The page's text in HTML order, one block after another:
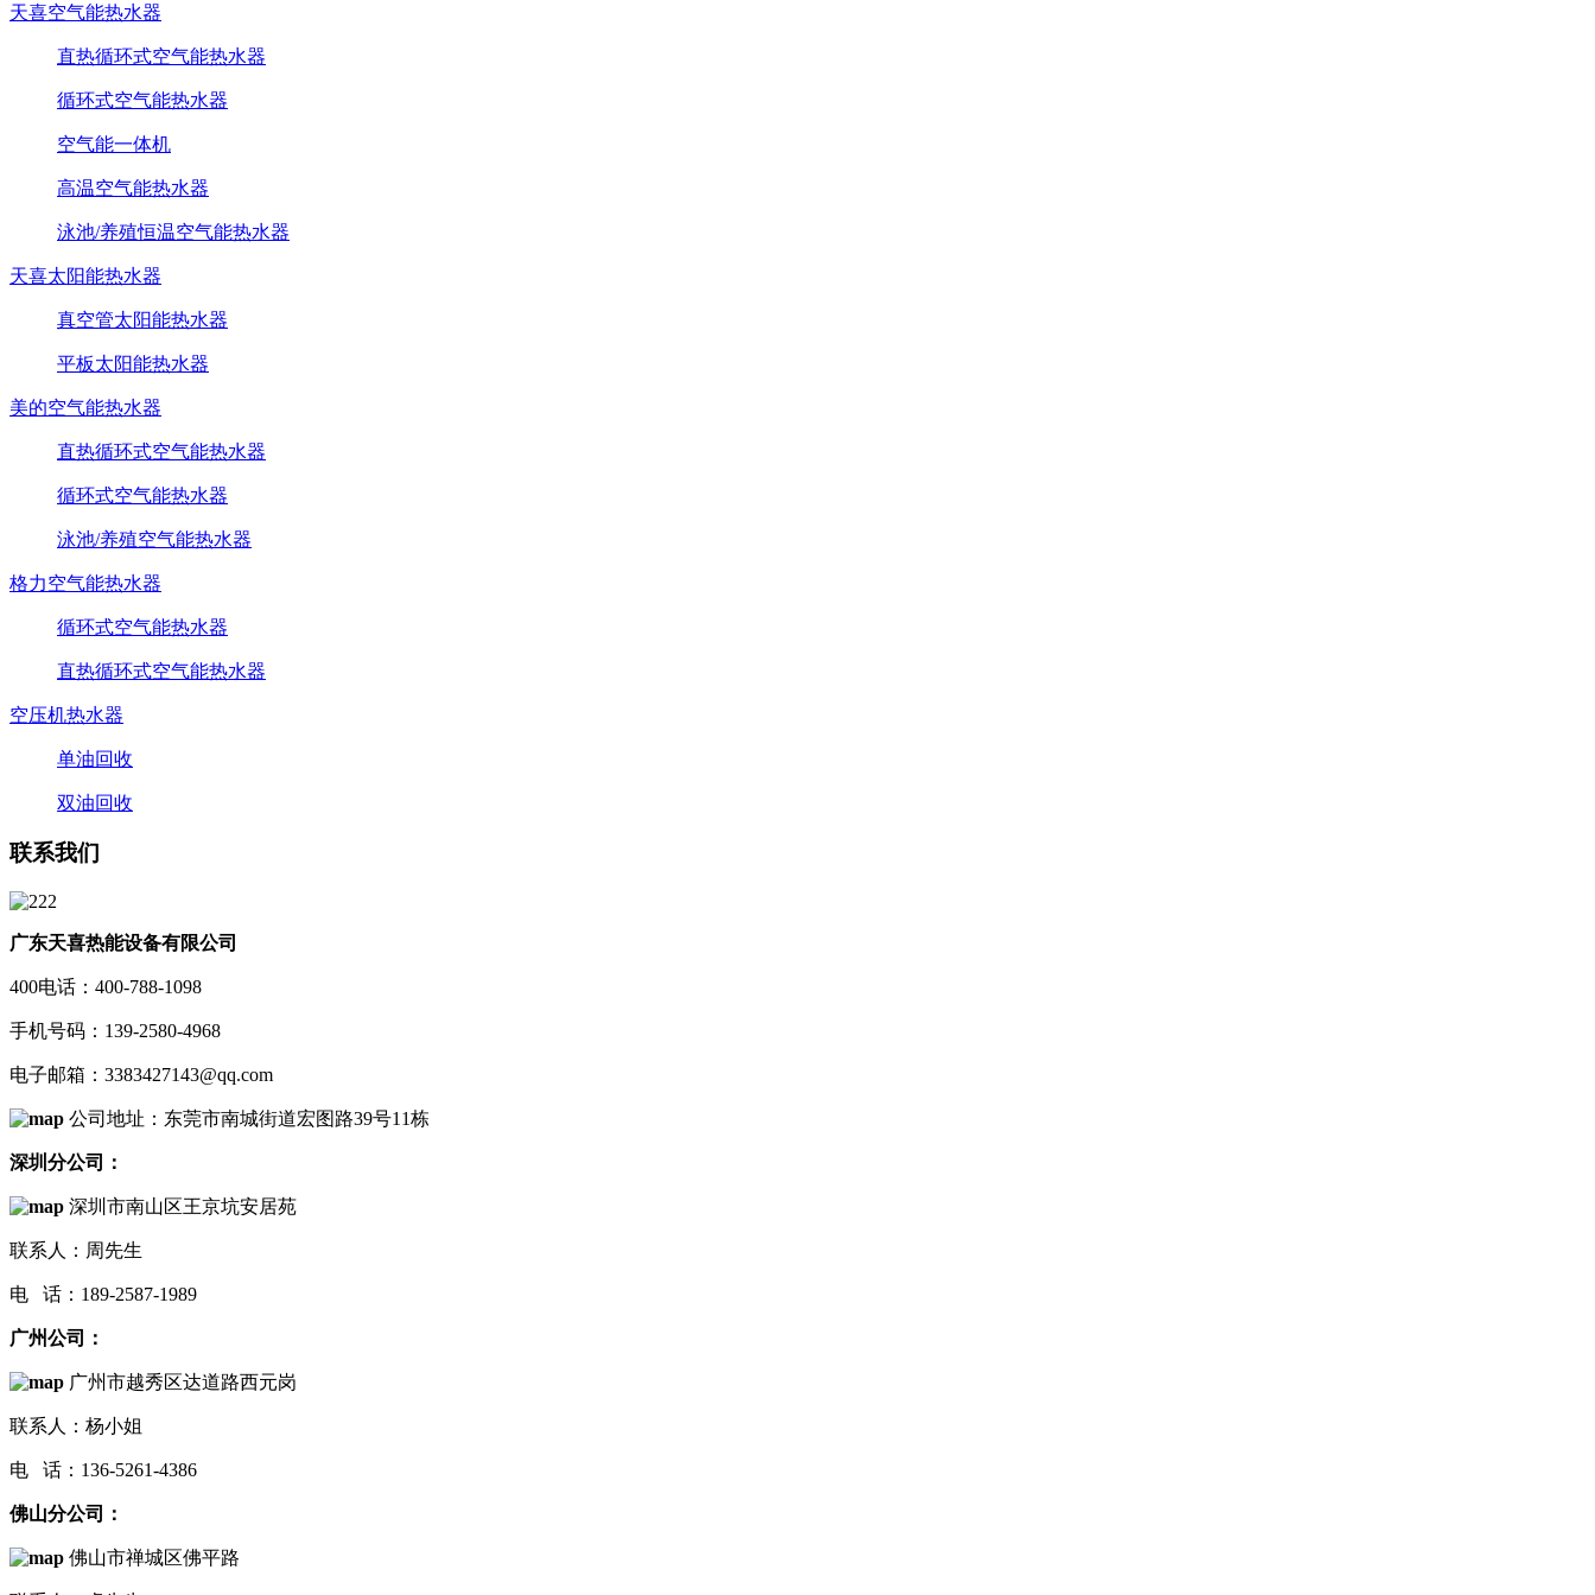
天喜空气能热水器
直热循环式空气能热水器
循环式空气能热水器
空气能一体机
高温空气能热水器
泳池/养殖恒温空气能热水器
天喜太阳能热水器
真空管太阳能热水器
平板太阳能热水器
美的空气能热水器
直热循环式空气能热水器
循环式空气能热水器
泳池/养殖空气能热水器
格力空气能热水器
循环式空气能热水器
直热循环式空气能热水器
空压机热水器
单油回收
双油回收
联系我们
广东天喜热能设备有限公司
400电话：400-788-1098
手机号码：139-2580-4968
电子邮箱：3383427143@qq.com
公司地址：东莞市南城街道宏图路39号11栋
深圳分公司：
深圳市南山区王京坑安居苑
联系人：周先生
电 话：189-2587-1989
广州公司：
广州市越秀区达道路西元岗
联系人：杨小姐
电 话：136-5261-4386
佛山分公司：
佛山市禅城区佛平路